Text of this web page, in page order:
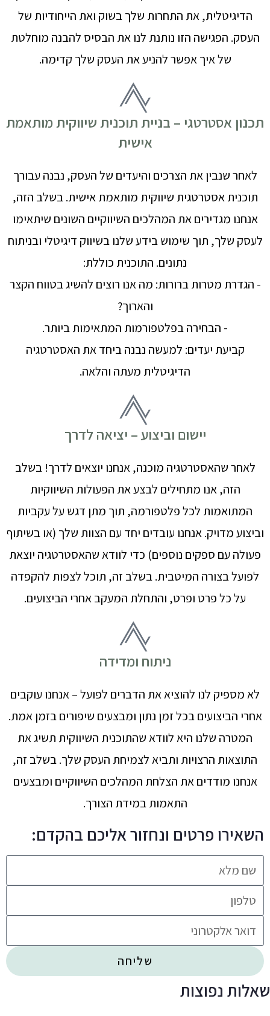
הדיגיטלית, את התחרות שלך בשוק ואת הייחודיות של
העסק. הפגישה הזו נותנת לנו את הבסיס להבנה מוחלטת
של איך אפשר להניע את העסק שלך קדימה.
תכנון אסטרטגי – בניית תוכנית שיווקית מותאמת
אישית
לאחר שנבין את הצרכים והיעדים של העסק, נבנה עבורך
תוכנית אסטרטגית שיווקית מותאמת אישית. בשלב הזה,
אנחנו מגדירים את המהלכים השיווקיים השונים שיתאימו
לעסק שלך, תוך שימוש בידע שלנו בשיווק דיגיטלי ובניתוח
נתונים. התוכנית כוללת:
- הגדרת מטרות ברורות: מה אנו רוצים להשיג בטווח הקצר
והארוך?
- הבחירה בפלטפורמות המתאימות ביותר.
קביעת יעדים: למעשה נבנה ביחד את האסטרטגיה
הדיגיטלית מעתה והלאה.
יישום וביצוע – יציאה לדרך
לאחר שהאסטרטגיה מוכנה, אנחנו יוצאים לדרך! בשלב
הזה, אנו מתחילים לבצע את הפעולות השיווקיות
המתואמות לכל פלטפורמה, תוך מתן דגש על עקביות
וביצוע מדויק. אנחנו עובדים יחד עם הצוות שלך (או בשיתוף
פעולה עם ספקים נוספים) כדי לוודא שהאסטרטגיה יוצאת
לפועל בצורה המיטבית. בשלב זה, תוכל לצפות להקפדה
על כל פרט ופרט, והתחלת המעקב אחרי הביצועים.
ניתוח ומדידה
לא מספיק לנו להוציא את הדברים לפועל – אנחנו עוקבים
אחרי הביצועים בכל זמן נתון ומבצעים שיפורים בזמן אמת.
המטרה שלנו היא לוודא שהתוכנית השיווקית תשיג את
התוצאות הרצויות ותביא לצמיחת העסק שלך. בשלב זה,
אנחנו מודדים את הצלחת המהלכים השיווקיים ומבצעים
התאמות במידת הצורך.
השאירו פרטים ונחזור אליכם בהקדם:
שליחה
שאלות נפוצות